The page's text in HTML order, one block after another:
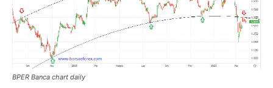
BPER Banca chart daily